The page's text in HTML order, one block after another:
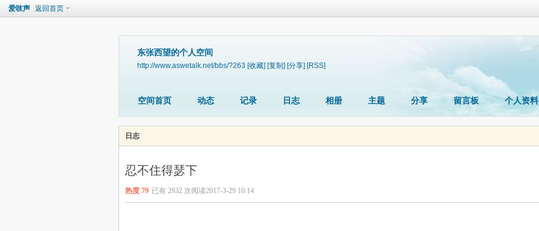
爱吱声 返回首页
东张西望的个人空间
http://www.aswetalk.net/bbs/?263 [收藏] [复制] [分享] [RSS]
空间首页 动态 记录 日志 相册 主题 分享 留言板 个人资料
日志
忍不住得瑟下
热度 79 已有 2932 次阅读2017-3-29 10:14